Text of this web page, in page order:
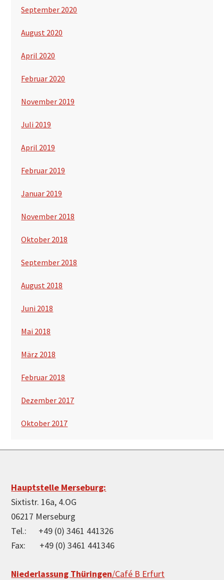
September 2020
August 2020
April 2020
Februar 2020
November 2019
Juli 2019
April 2019
Februar 2019
Januar 2019
November 2018
Oktober 2018
September 2018
August 2018
Juni 2018
Mai 2018
März 2018
Februar 2018
Dezember 2017
Oktober 2017
Footer
Hauptstelle Merseburg:
Sixtistr. 16a, 4.OG
06217 Merseburg
Tel.: +49 (0) 3461 441326
Fax: +49 (0) 3461 441346
Niederlassung Thüringen/Café B Erfurt